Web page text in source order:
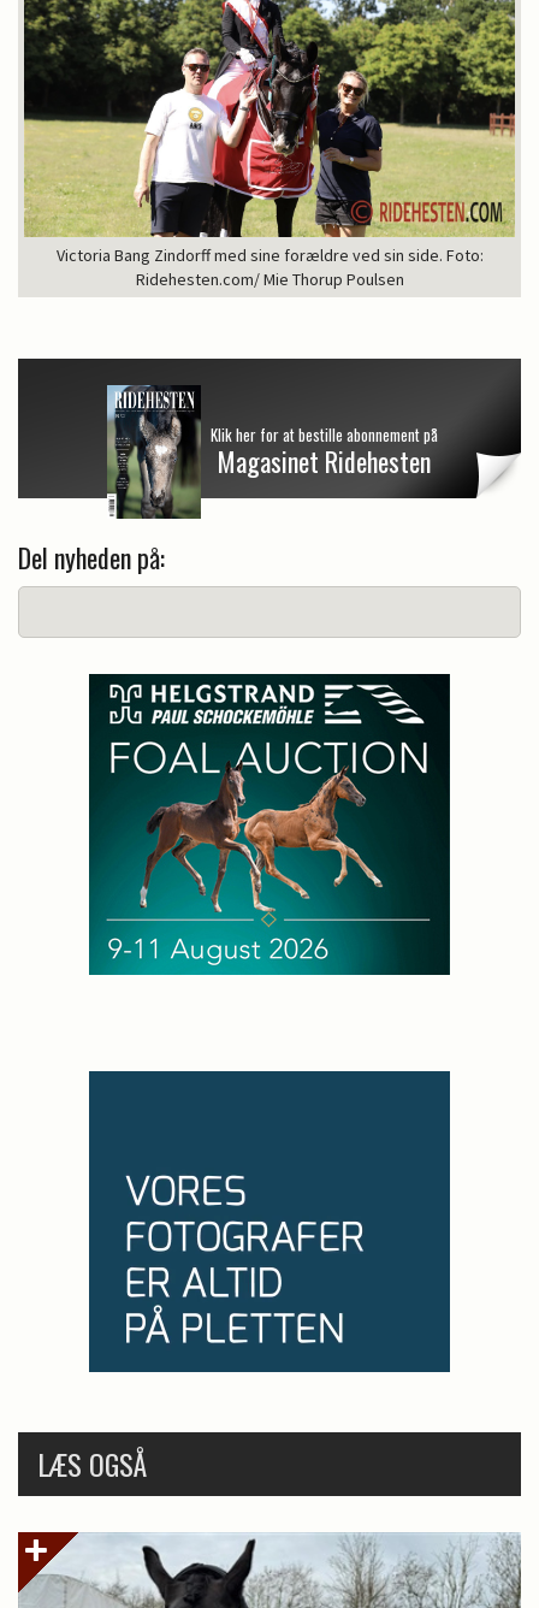
Victoria Bang Zindorff med sine forældre ved sin side. Foto:
Ridehesten.com/ Mie Thorup Poulsen
Klik her for at bestille abonnement på
Magasinet Ridehesten
Del nyheden på:
LÆS OGSÅ